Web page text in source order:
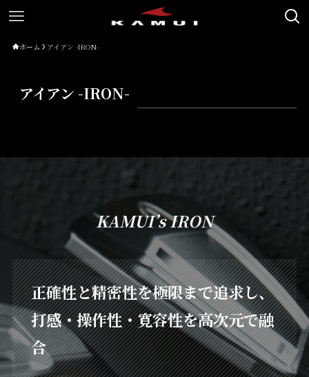
ホーム アイアン -IRON-
アイアン -IRON-
KAMUI’s IRON
正確性と精密性を極限まで追求し、
打感・操作性・寛容性を高次元で融
合